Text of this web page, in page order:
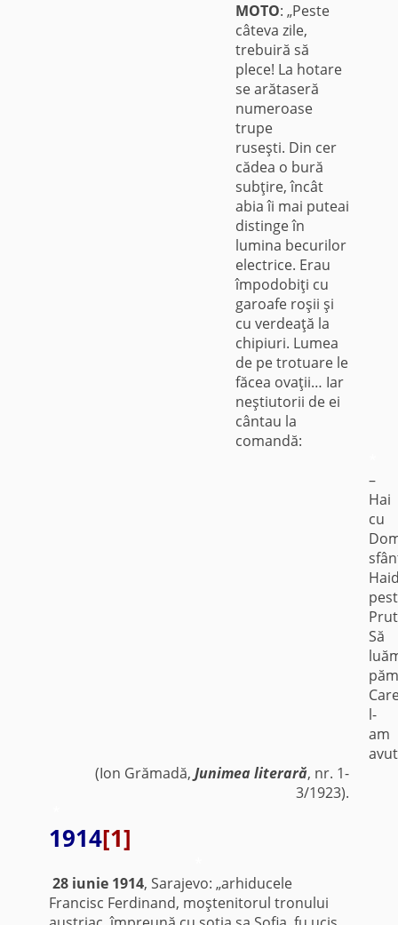
MOTO: „Peste
câteva zile,
trebuiră să
plece! La hotare
se arătaseră
numeroase
trupe
ruseşti. Din cer
cădea o bură
subţire, încât
abia îi mai puteai
distinge în
lumina becurilor
electrice. Erau
împodobiţi cu
garoafe roşii şi
cu verdeaţă la
chipiuri. Lumea
de pe trotuare le
făcea ovaţii… Iar
neştiutorii de ei
cântau la
comandă:
–
Hai
cu
Să
l-
am
(Ion Grămadă,Junimea literară, nr. 1-
3/1923).
1914[1]
28 iunie 1914, Sarajevo: „arhiducele
Francisc Ferdinand, moştenitorul tronului